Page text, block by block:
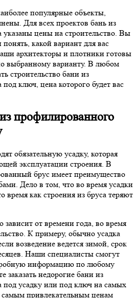
популярные объекты,
Для всех проектов бань из
цены на строительство. Вы
какой вариант для вас
архитекторы и плотники готовы
выбранному варианту. В любом
строительство бани из
ключ, цена которого будет вас
профилированного
обязательную усадку, которая
эксплуатации строения. В
брус имеет преимущество
Дело в том, что во время усадки
время как строения из бруса теряют
от времени года, во время
К примеру, обычно усадка
возведение ведется зимой, срок
Наши специалисты смогут
информацию по любому
заказать недорогие бани из
под усадку или под ключ на самых
привлекательным ценам